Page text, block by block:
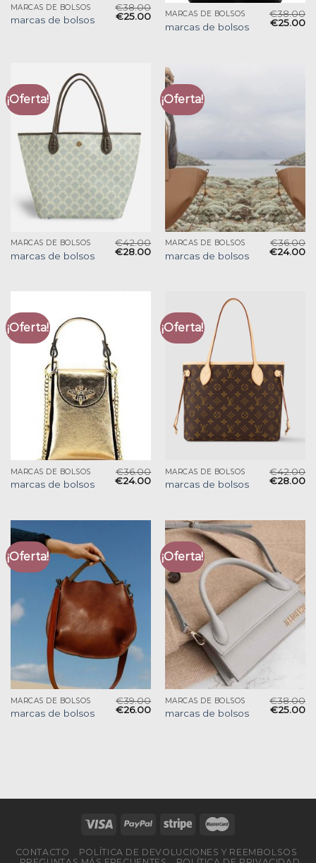
MARCAS DE BOLSOS
marcas de bolsos
€38.00
€25.00 MARCAS DE BOLSOS
marcas de bolsos
€38.00
€25.00
¡Oferta!
MARCAS DE BOLSOS
marcas de bolsos
€42.00
€28.00
¡Oferta!
MARCAS DE BOLSOS
marcas de bolsos
€36.00
€24.00
¡Oferta!
MARCAS DE BOLSOS
marcas de bolsos
€36.00
€24.00
¡Oferta!
MARCAS DE BOLSOS
marcas de bolsos
€42.00
€28.00
¡Oferta!
MARCAS DE BOLSOS
marcas de bolsos
€39.00
€26.00
¡Oferta!
MARCAS DE BOLSOS
marcas de bolsos
€38.00
€25.00
CONTACTO
POLÍTICA DE DEVOLUCIONES Y REEMBOLSOS